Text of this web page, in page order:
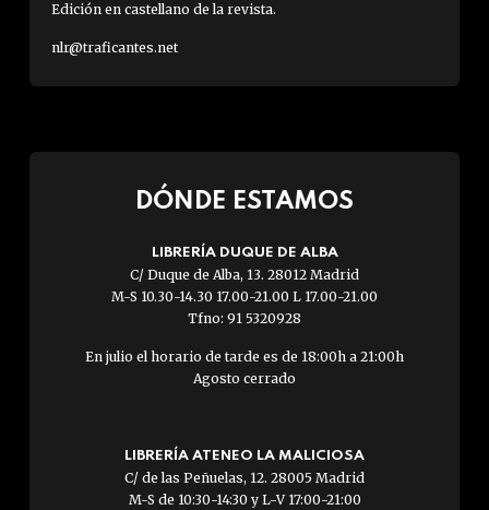
Edición en castellano de la revista.
nlr@traficantes.net
DÓNDE ESTAMOS
LIBRERÍA DUQUE DE ALBA
C/ Duque de Alba, 13. 28012 Madrid
M-S 10.30-14.30 17.00-21.00 L 17.00-21.00
Tfno: 91 5320928
En julio el horario de tarde es de 18:00h a 21:00h
Agosto cerrado
LIBRERÍA ATENEO LA MALICIOSA
C/ de las Peñuelas, 12. 28005 Madrid
M-S de 10:30-14:30 y L-V 17:00-21:00